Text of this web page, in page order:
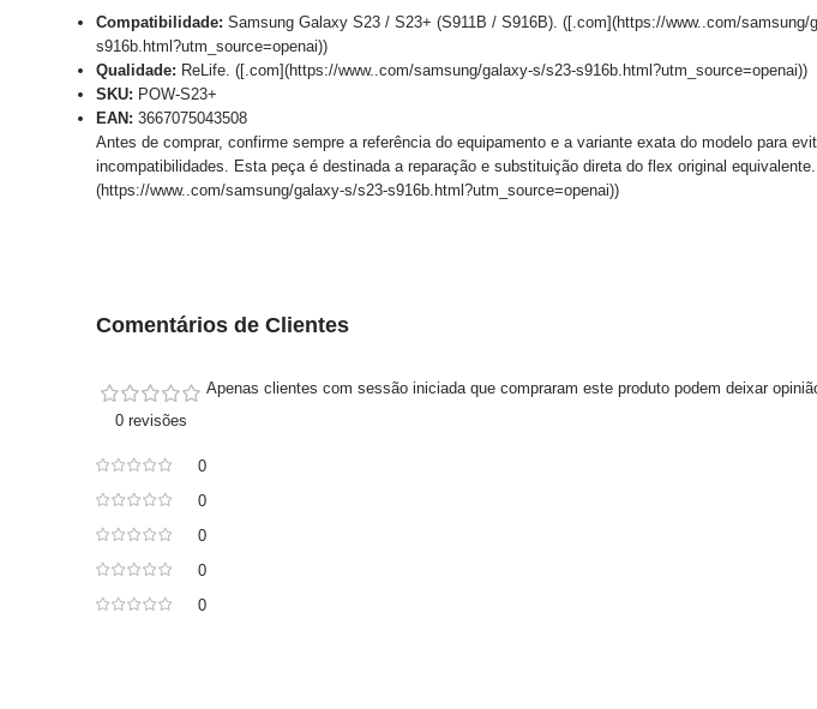
Compatibilidade: Samsung Galaxy S23 / S23+ (S911B / S916B). ([.com](https://www..com/samsung/
s916b.html?utm_source=openai))
Qualidade: ReLife. ([.com](https://www..com/samsung/galaxy-s/s23-s916b.html?utm_source=openai))
SKU: POW-S23+
EAN: 3667075043508
Antes de comprar, confirme sempre a referência do equipamento e a variante exata do modelo para
incompatibilidades. Esta peça é destinada a reparação e substituição direta do flex original
(https://www..com/samsung/galaxy-s/s23-s916b.html?utm_source=openai))
Comentários de Clientes
0 revisões
0
0
0
0
0
Apenas clientes com sessão iniciada que compraram este produto podem deixar